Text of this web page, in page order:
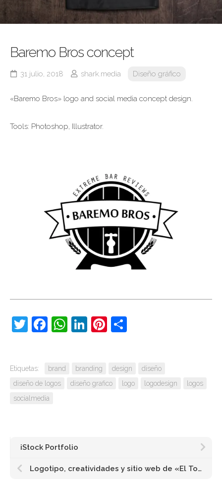
Baremo Bros concept
31 julio, 2018 shark.media Diseño gráfico
«Baremo Bros» logo and social media concept design.
Tools: Photoshop, Illustrator.
Twitter
Facebook
WhatsApp
LinkedIn
Pinterest
Etiquetas: brand branding design
diseño
diseño de logos
diseño grafico logo logodesign
logos
socialmedia
iStock Portfolio
Logotipo, creatividades y sitio web de «El Torreón de Lagunas»